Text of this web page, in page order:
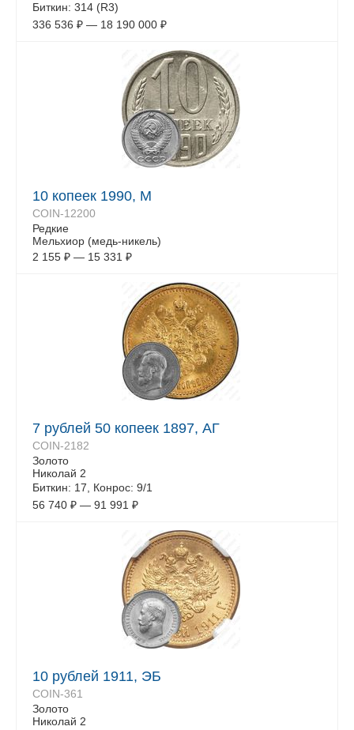
Биткин: 314 (R3)
336 536 ₽ — 18 190 000 ₽
10 копеек 1990, М
COIN-12200
Редкие
Мельхиор (медь-никель)
2 155 ₽ — 15 331 ₽
7 рублей 50 копеек 1897, АГ
COIN-2182
Золото
Николай 2
Биткин: 17, Конрос: 9/1
56 740 ₽ — 91 991 ₽
10 рублей 1911, ЭБ
COIN-361
Золото
Николай 2